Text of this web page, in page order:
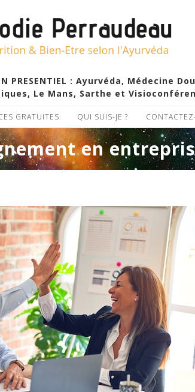
EN PRESENTIEL : Ayurvéda,
Le Mans, Sarthe et
GRATUITES QUI SUIS-JE ?
en